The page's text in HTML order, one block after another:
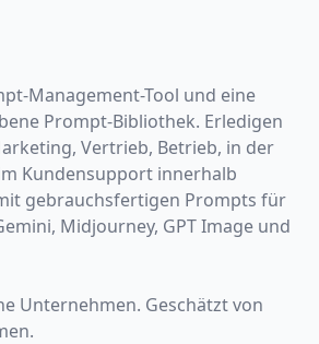
Management-Tool und eine
Prompt-Bibliothek. Erledigen
Vertrieb, Betrieb, in der
Kundensupport innerhalb
gebrauchsfertigen Prompts für
Midjourney, GPT Image und
Unternehmen. Geschätzt von